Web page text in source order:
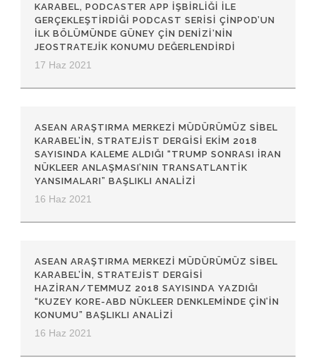
KARABEL, PODCASTER APP IŞBIRLIĞI ILE
GERÇEKLEŞTIRDIĞI PODCAST SERISI ÇINPOD’UN
ILK BÖLÜMÜNDE GÜNEY ÇIN DENIZI’NIN
JEOSTRATEJIK KONUMU DEĞERLENDIRDI
17 Haz 2021
ASEAN ARAŞTIRMA MERKEZI MÜDÜRÜMÜZ SIBEL
KARABEL’IN, STRATEJIST DERGISI EKIM 2018
SAYISINDA KALEME ALDIĞI “TRUMP SONRASI İRAN
NÜKLEER ANLAŞMASI’NIN TRANSATLANTIK
YANSIMALARI” BAŞLIKLI ANALIZI
16 Haz 2021
ASEAN ARAŞTIRMA MERKEZI MÜDÜRÜMÜZ SIBEL
KARABEL’IN, STRATEJIST DERGISI
HAZIRAN/TEMMUZ 2018 SAYISINDA YAZDIĞI
“KUZEY KORE-ABD NÜKLEER DENKLEMINDE ÇIN’IN
KONUMU” BAŞLIKLI ANALIZI
16 Haz 2021